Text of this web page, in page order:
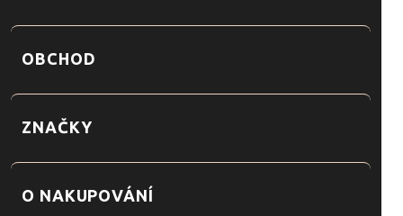
OBCHOD
ZNAČKY
O NAKUPOVÁNÍ